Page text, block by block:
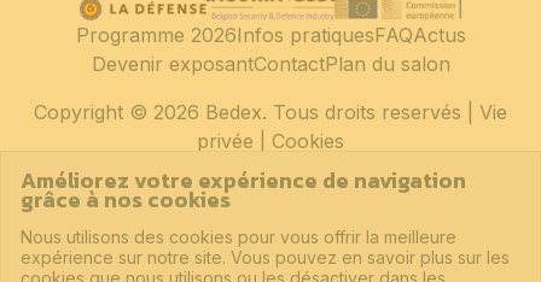
Copyright © 2026 Bedex. Tous droits reservés | Vie
privée
Cookies
Programme 2026Infos pratiquesFAQActus
Devenir exposantContactPlan du salon
Améliorez votre expérience de navigation
grâce à nos cookies
Nous utilisons des cookies pour vous offrir la meilleure
expérience sur notre site. Vous pouvez en savoir plus sur les
cookies que nous utilisons ou les désactiver dans les